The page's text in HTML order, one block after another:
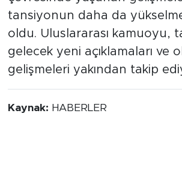
tansiyonun daha da
oldu. Uluslararası kamuoyu,
gelecek yeni açıklamaları ve
gelişmeleri yakından takip
Kaynak: HABERLER